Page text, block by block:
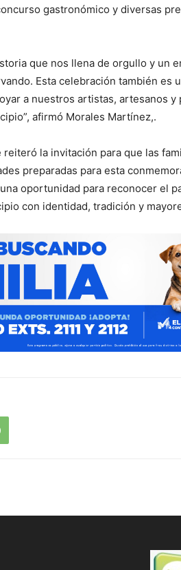
gastronómico y diversas
que nos llena de orgullo y un
Esta celebración también es
a nuestros artistas, artesanos
afirmó Morales Martínez,.
reiteró la invitación para que las
preparadas para esta
oportunidad para reconocer el
con identidad, tradición y